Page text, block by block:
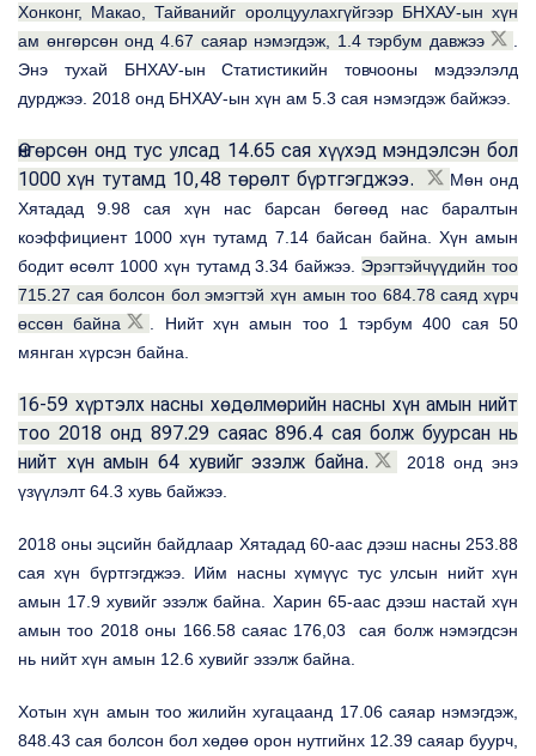
Хонконг, Макао, Тайванийг оролцуулахгүйгээр БНХАУ-ын хүн
ам өнгөрсөн онд 4.67 саяар нэмэгдэж, 1.4 тэрбум давжээ
.
Энэ тухай БНХАУ-ын Статистикийн товчооны мэдээлэлд
дурджээ. 2018 онд БНХАУ-ын хүн ам 5.3 сая нэмэгдэж байжээ.
Өнгөрсөн онд тус улсад 14.65 сая хүүхэд мэндэлсэн бол
1000 хүн тутамд 10,48 төрөлт бүртгэгджээ.
Мөн онд
Хятадад 9.98 сая хүн нас барсан бөгөөд нас баралтын
коэффициент 1000 хүн тутамд 7.14 байсан байна. Хүн амын
бодит өсөлт 1000 хүн тутамд 3.34 байжээ. Эрэгтэйчүүдийн тоо
715.27 сая болсон бол эмэгтэй хүн амын тоо 684.78 саяд хүрч
өссөн байна
. Нийт хүн амын тоо 1 тэрбум 400 сая 50
мянган хүрсэн байна.
16-59 хүртэлх насны хөдөлмөрийн насны хүн амын нийт
тоо 2018 онд 897.29 саяас 896.4 сая болж буурсан нь
нийт хүн амын 64 хувийг эзэлж байна.
2018 онд энэ
үзүүлэлт 64.3 хувь байжээ.
2018 оны эцсийн байдлаар Хятадад 60-аас дээш насны 253.88
сая хүн бүртгэгджээ. Ийм насны хүмүүс тус улсын нийт хүн
амын 17.9 хувийг эзэлж байна. Харин 65-аас дээш настай хүн
амын тоо 2018 оны 166.58 саяас 176,03 сая болж нэмэгдсэн
нь нийт хүн амын 12.6 хувийг эзэлж байна.
Хотын хүн амын тоо жилийн хугацаанд 17.06 саяар нэмэгдэж,
848.43 сая болсон бол хөдөө орон нутгийнх 12.39 саяар буурч,